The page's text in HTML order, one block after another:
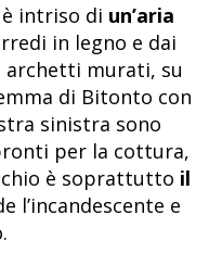
intriso di un’aria
in legno e dai
murati, su
di Bitonto con
sinistra sono
per la cottura,
è soprattutto il
l’incandescente e